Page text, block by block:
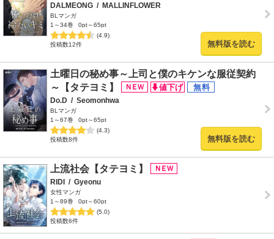
DALMEONG / MALLINFLOWER
BLマンガ
1～34巻
0pt～65pt
(4.9)
投稿数12件
無料版を読む
土曜日の秘め事～上司と僕のキケンな服従契約
～【タテヨミ】
Do.D / Seomonhwa
BLマンガ
1～67巻
0pt～65pt
(4.3)
投稿数8件
無料版を読む
上流社会【タテヨミ】
RIDI / Gyeonu
女性マンガ
1～89巻
0pt～60pt
(5.0)
投稿数6件